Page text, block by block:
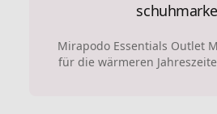
Mirapodo Essentials Outlet
für die wärmeren